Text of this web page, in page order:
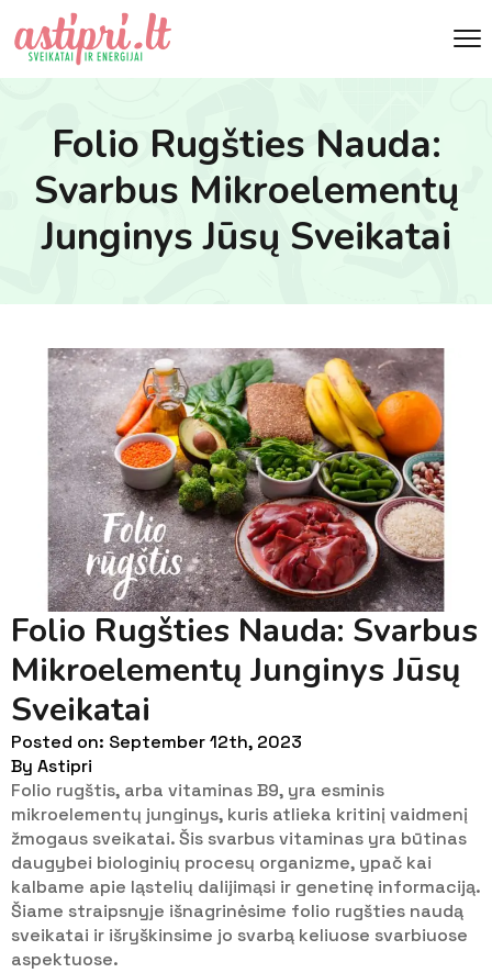
Folio Rugšties Nauda:
Svarbus Mikroelementų
Junginys Jūsų Sveikatai
Folio Rugšties Nauda: Svarbus
Mikroelementų Junginys Jūsų
Sveikatai
Posted on: September 12th, 2023
By Astipri
Folio rugštis, arba vitaminas B9, yra esminis
mikroelementų junginys, kuris atlieka kritinį vaidmenį
žmogaus sveikatai. Šis svarbus vitaminas yra būtinas
daugybei biologinių procesų organizme, ypač kai
kalbame apie ląstelių dalijimąsi ir genetinę informaciją.
Šiame straipsnyje išnagrinėsime folio rugšties naudą
sveikatai ir išryškinsime jo svarbą keliuose svarbiuose
aspektuose.